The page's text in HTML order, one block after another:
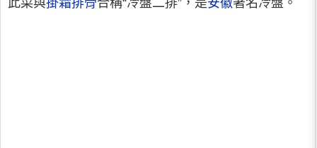
此菜與掛霜排骨合稱“冷盤二排”，是安徽著名冷盤。